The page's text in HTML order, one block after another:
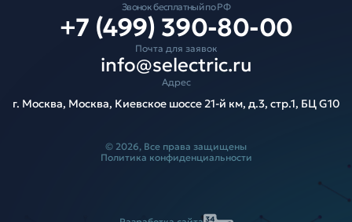
Звонок бесплатный по РФ
+7 (499) 390-80-00
Почта для заявок
info@selectric.ru
Адрес
г. Москва, Москва, Киевское шоссе 21-й км, д.3, стр.1, БЦ G10
© 2026, Все права защищены
Политика конфиденциальности